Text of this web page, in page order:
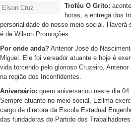
Elson Cruz
Troféu O Grito:
horas, a entrega dos
personalidade do nosso meio social. Haverá
é de Wilson Promoções.
Por onde anda? Antenor José do
Miguel. Ele foi vereador atuante e hoje é
vida torcendo pelo glorioso Cruzeiro,
na região dos Inconfidentes.
Aniversário: quem aniversariou neste dia
Sempre atuante no meio social, Ezilma
cargo de diretora da Escola Estadual
das fundadoras do Partido dos